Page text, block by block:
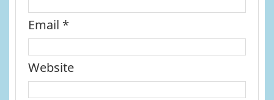
Email *
Website